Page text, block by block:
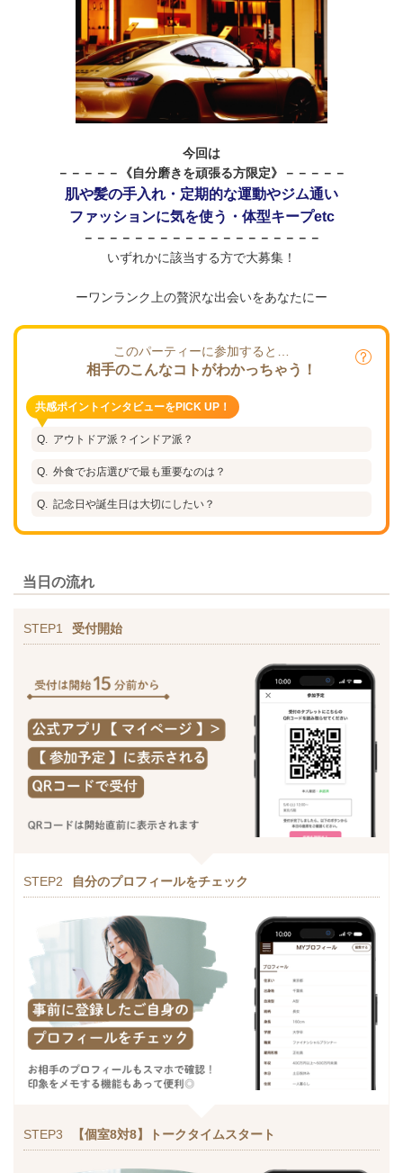
今回は
－－－－－《自分磨きを頑張る方限定》－－－－－
肌や髪の手入れ・定期的な運動やジム通い
ファッションに気を使う・体型キープetc
－－－－－－－－－－－－－－－－－－－
いずれかに該当する方で大募集！
ーワンランク上の贅沢な出会いをあなたにー
このパーティーに参加すると…
相手のこんなコトがわかっちゃう！
共感ポイントインタビューをPICK UP！
アウトドア派？インドア派？
外食でお店選びで最も重要なのは？
記念日や誕生日は大切にしたい？
当日の流れ
STEP1 受付開始
STEP2 自分のプロフィールをチェック
STEP3 【個室8対8】トークタイムスタート